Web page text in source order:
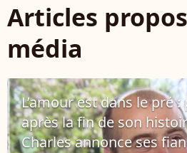
Articles
média
L’amour est dans le pré
après la fin de son
Charles annonce ses